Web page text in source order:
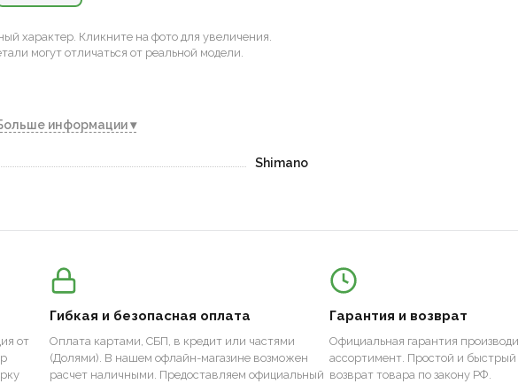
характер. Кликните на фото для увеличения.
могут отличаться от реальной модели.
информации ▾
Shimano
от
Гибкая и безопасная оплата
Оплата картами, СБП, в кредит или частями
(Долями). В нашем офлайн-магазине возможен
расчет наличными. Предоставляем официальный
Гарантия и возврат
Официальная гарантия
ассортимент. Простой и
возврат товара по закону РФ.